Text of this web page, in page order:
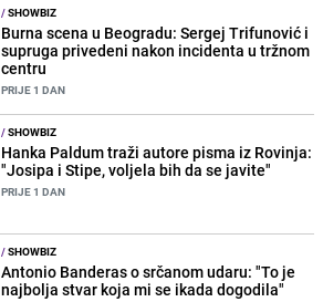
/SHOWBIZ
Burna scena u Beogradu: Sergej Trifunović i
supruga privedeni nakon incidenta u tržnom
centru
PRIJE 1 DAN
/SHOWBIZ
Hanka Paldum traži autore pisma iz Rovinja:
"Josipa i Stipe, voljela bih da se javite"
PRIJE 1 DAN
/SHOWBIZ
Antonio Banderas o srčanom udaru: "To je
najbolja stvar koja mi se ikada dogodila"